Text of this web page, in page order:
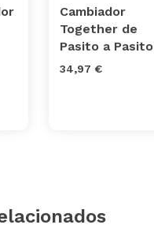
Cambiador
Together de
Pasito a Pasito
34,97 €